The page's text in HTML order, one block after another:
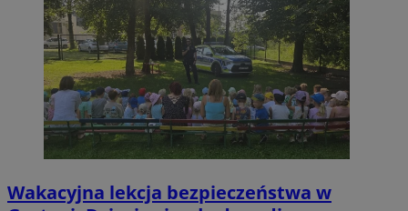
Wakacyjna lekcja bezpieczeństwa w